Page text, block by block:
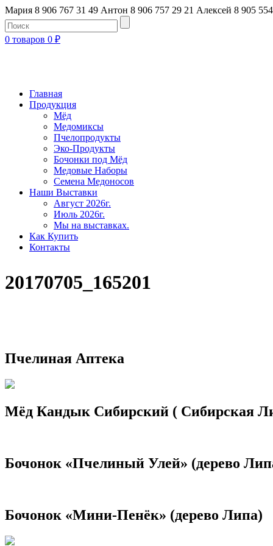
Мария 8 906 767 31 49 Антон 8 906 757 29 21 Алексей 8 905
0 товаров 0 ₽
Главная
Продукция
Мёд
Медомиксы
Пчелопродукты
Эко-Продукты
Бочонки под Мёд
Медовые Наборы
Семена Медоносов
Наши Выставки
Август 2026г.
Июль 2026г.
Мы на выставках.
Как Купить
Контакты
20170705_165201
Пчелиная Аптека
Мёд Кандык Сибирский ( Сибирская
Бочонок «Пчелиный Улей» (дерево
Бочонок «Мини-Пенёк» (дерево Липа)